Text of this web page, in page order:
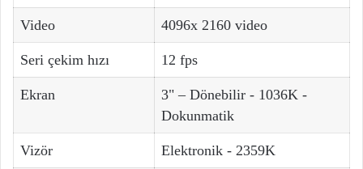
Video 4096x 2160 video
Seri çekim hızı 12 fps
Ekran
3" – Dönebilir - 1036K -
Dokunmatik
Vizör Elektronik - 2359K